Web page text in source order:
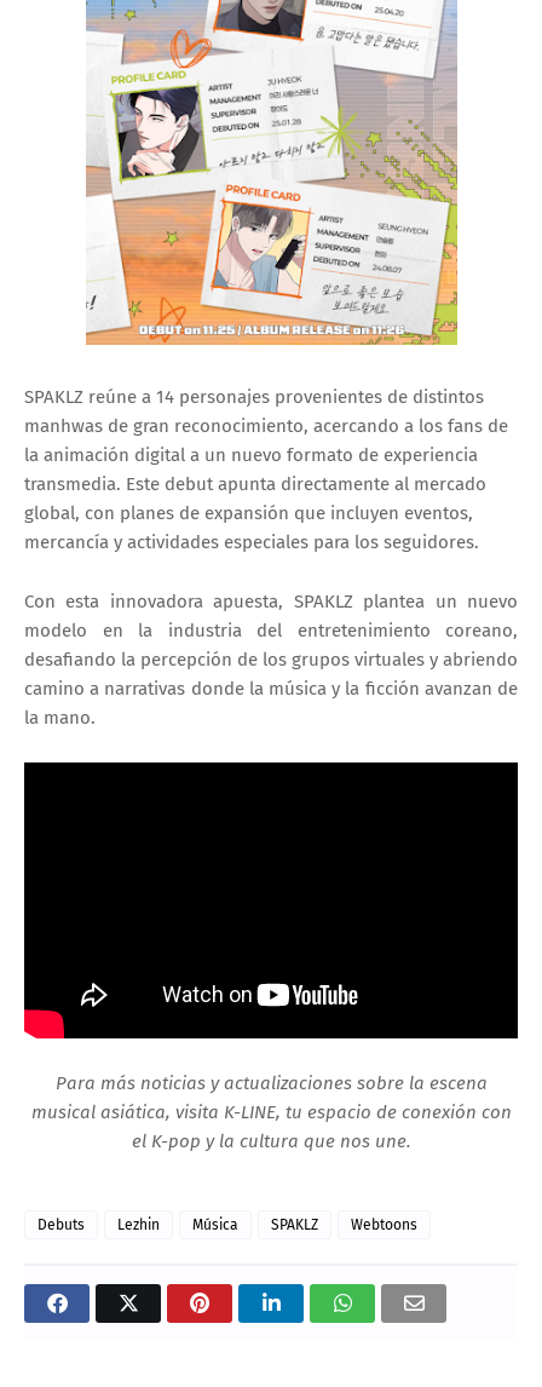
SPAKLZ reúne a 14 personajes provenientes de distintos
manhwas de gran reconocimiento, acercando a los fans de
la animación digital a un nuevo formato de experiencia
transmedia. Este debut apunta directamente al mercado
global, con planes de expansión que incluyen eventos,
mercancía y actividades especiales para los seguidores.
Con esta innovadora apuesta, SPAKLZ plantea un nuevo
modelo en la industria del entretenimiento coreano,
desafiando la percepción de los grupos virtuales y abriendo
camino a narrativas donde la música y la ficción avanzan de
la mano.
Para más noticias y actualizaciones sobre la escena
musical asiática, visita K-LINE, tu espacio de conexión con
el K-pop y la cultura que nos une.
Debuts Lezhin Música SPAKLZ Webtoons